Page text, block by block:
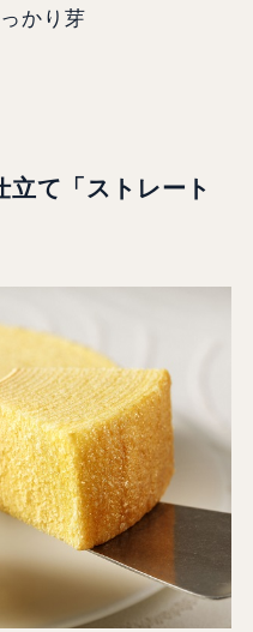
かり芽
⽴て「ストレート